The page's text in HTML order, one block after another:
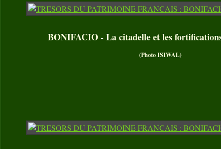
BONIFACIO - La citadelle et les
(Photo ISIWAL)